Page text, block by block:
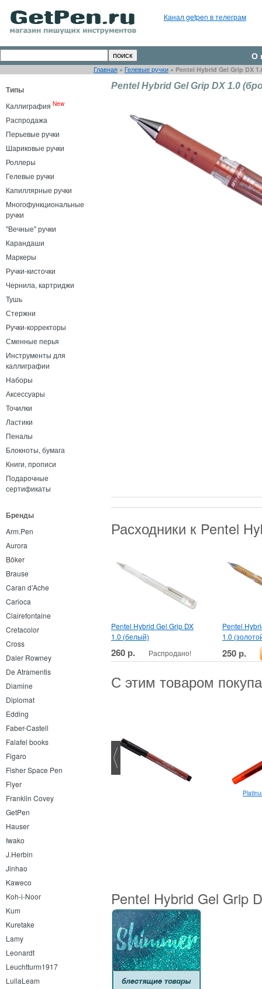
Канал getpen в телеграм
О
Главная » Гелевые ручки » Pentel Hybrid Gel Grip DX
Типы
Каллиграфия New
Распродажа
Перьевые ручки
Шариковые ручки
Роллеры
Гелевые ручки
Капиллярные ручки
Многофункциональные
ручки
"Вечные" ручки
Карандаши
Маркеры
Ручки-кисточки
Чернила, картриджи
Тушь
Стержни
Ручки-корректоры
Сменные перья
Инструменты для
каллиграфии
Наборы
Аксессуары
Точилки
Ластики
Пеналы
Блокноты, бумага
Книги, прописи
Подарочные
сертификаты
Бренды
Arm.Pen
Aurora
Böker
Brause
Caran d’Ache
Carioca
Clairefontaine
Cretacolor
Cross
Daler Rowney
De Atramentis
Diamine
Diplomat
Edding
Faber-Castell
Falafel books
Figaro
Fisher Space Pen
Flyer
Franklin Covey
GetPen
Hauser
Iwako
J.Herbin
Jinhao
Kaweco
Koh-i-Noor
Kum
Kuretake
Lamy
Leonardt
Leuchtturm1917
LullaLeam
Pentel Hybrid Gel Grip DX 1.0
Расходники к Pentel
Pentel Hybrid Gel Grip DX
1.0 (белый)
260 р. Распродано!
Pentel
1.0
250 р.
С этим товаром
Pentel Hybrid Gel Grip